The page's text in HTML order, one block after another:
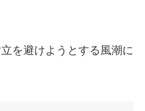
を避けようとする風潮に